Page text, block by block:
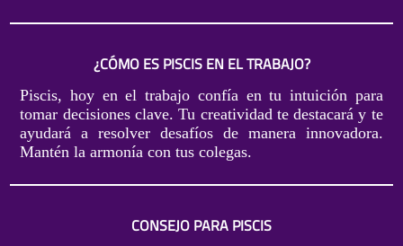
¿CÓMO ES PISCIS EN EL TRABAJO?
Piscis, hoy en el trabajo confía en tu intuición para
tomar decisiones clave. Tu creatividad te destacará y te
ayudará a resolver desafíos de manera innovadora.
Mantén la armonía con tus colegas.
CONSEJO PARA PISCIS